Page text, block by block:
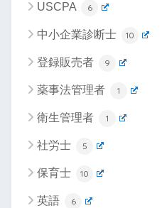
USCPA 6
中小企業診断士 10
登録販売者 9
薬事法管理者 1
衛生管理者 1
社労士 5
保育士 10
英語 6